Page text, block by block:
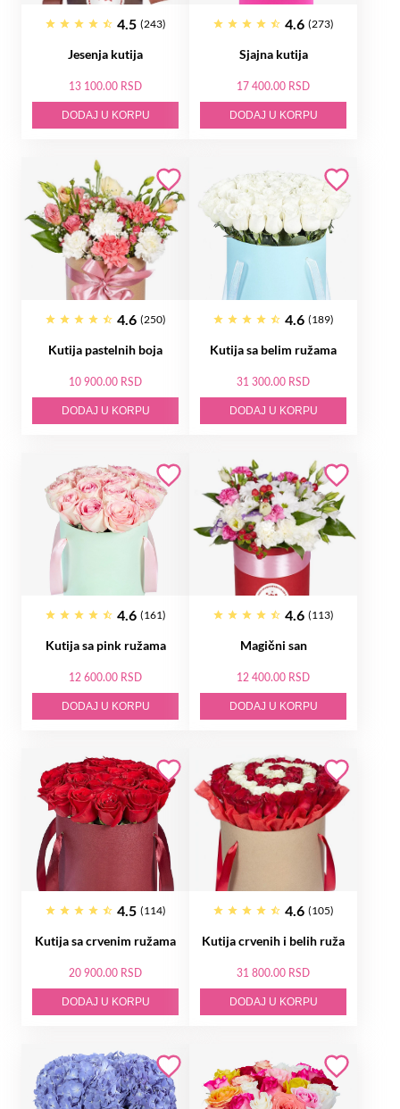
4.5 (243)
Jesenja kutija
13 100.00 RSD
DODAJ U KORPU
4.6 (273)
Sjajna kutija
17 400.00 RSD
DODAJ U KORPU
4.6 (250)
Kutija pastelnih boja
10 900.00 RSD
DODAJ U KORPU
4.6 (189)
Kutija sa belim ružama
31 300.00 RSD
DODAJ U KORPU
4.6 (161)
Kutija sa pink ružama
12 600.00 RSD
DODAJ U KORPU
4.6 (113)
Magični san
12 400.00 RSD
DODAJ U KORPU
4.5 (114)
Kutija sa crvenim ružama
20 900.00 RSD
DODAJ U KORPU
4.6 (105)
Kutija crvenih i belih ruža
31 800.00 RSD
DODAJ U KORPU